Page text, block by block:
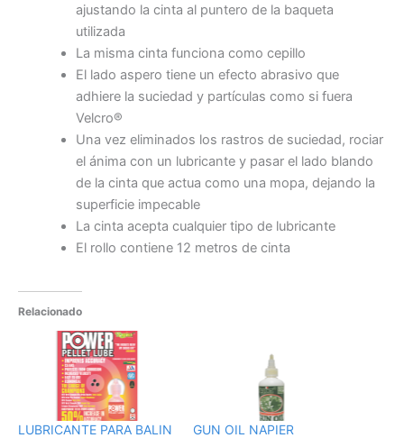
ajustando la cinta al puntero de la baqueta
utilizada
La misma cinta funciona como cepillo
El lado aspero tiene un efecto abrasivo que
adhiere la suciedad y partículas como si fuera
Velcro®
Una vez eliminados los rastros de suciedad, rociar
el ánima con un lubricante y pasar el lado blando
de la cinta que actua como una mopa, dejando la
superficie impecable
La cinta acepta cualquier tipo de lubricante
El rollo contiene 12 metros de cinta
Relacionado
LUBRICANTE PARA BALIN
GUN OIL NAPIER